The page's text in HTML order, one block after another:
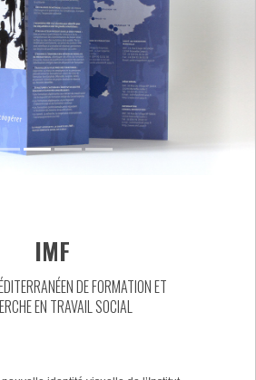
IMF
DE FORMATION ET
EN TRAVAIL SOCIAL